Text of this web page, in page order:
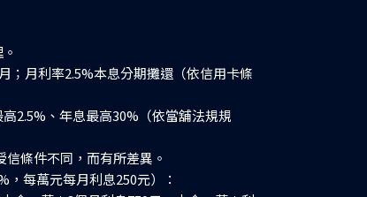
；月利率2.5%本息分期攤還（依信用卡條
2.5%、年息最高30%（依當舖法規規
條件不同，而有所差異。
每萬元每月利息250元）：